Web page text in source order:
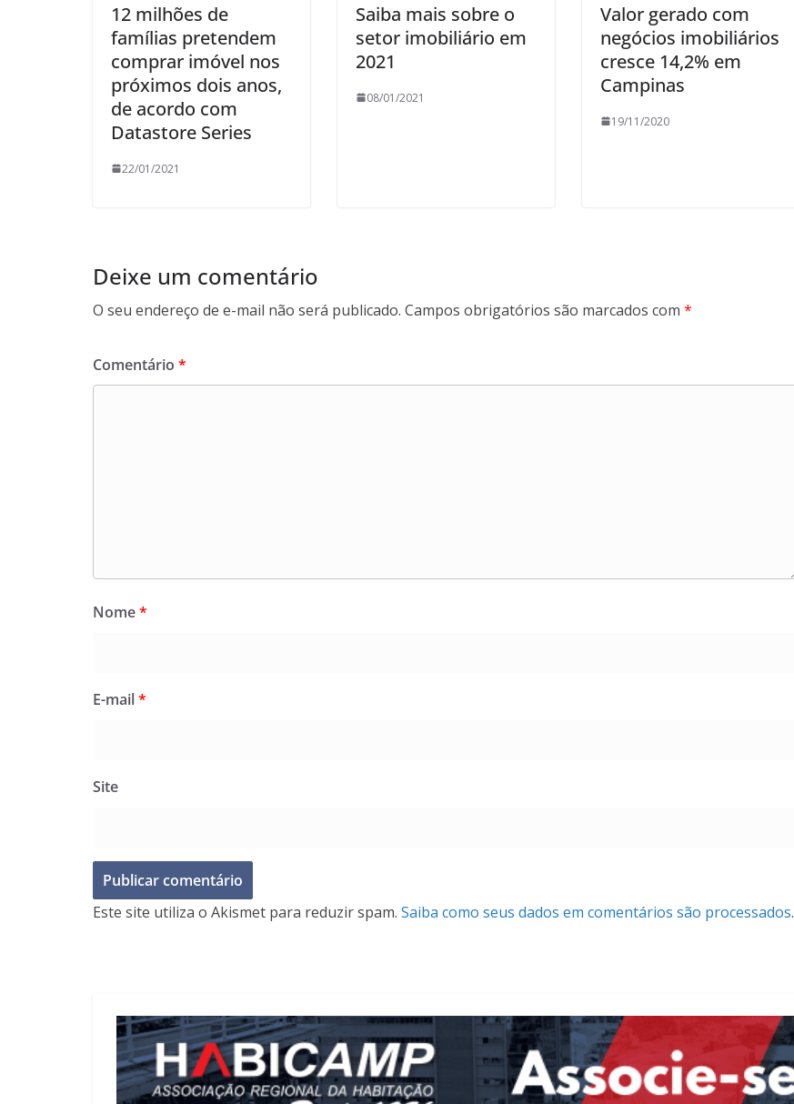
12 milhões de
famílias pretendem
comprar imóvel nos
próximos dois anos,
de acordo com
Datastore Series
22/01/2021
Saiba mais sobre o
setor imobiliário em
2021
08/01/2021
Valor gerado com
negócios imobiliários
cresce 14,2% em
Campinas
19/11/2020
Deixe um comentário
O seu endereço de e-mail não será publicado. Campos obrigatórios são marcados com *
Comentário *
Nome*
E-mail*
Site
Este site utiliza o Akismet para reduzir spam. Saiba como seus dados em comentários são processados.